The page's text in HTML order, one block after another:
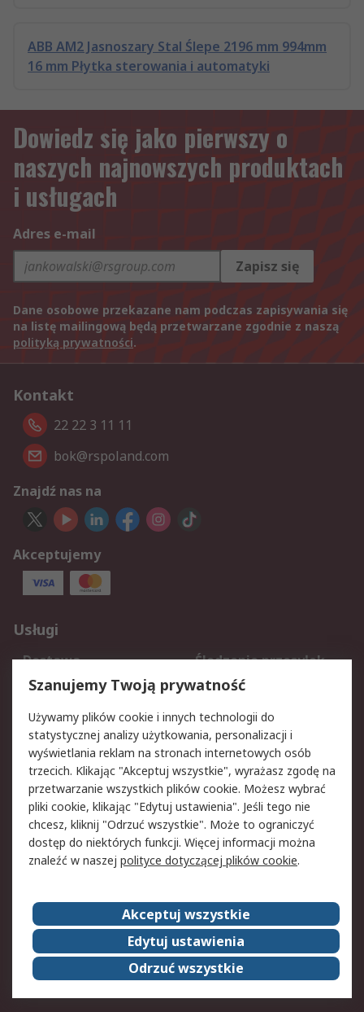
ABB AM2 Jasnoszary Stal Ślepe 2196 mm 994mm
16 mm Płytka sterowania i automatyki
Dowiedz się jako pierwszy o
naszych najnowszych produktach
i usługach
Adres e-mail
Zapisz się
Dane osobowe przekazane nam podczas zapisywania się
na listę mailingową będą przetwarzane zgodnie z naszą
polityką prywatności.
Kontakt
22 22 3 11 11
bok@rspoland.com
Znajdź nas na
Akceptujemy
Usługi
Dostawa
Śledzenie przesyłek
Reklamacje i zwroty
Rejestracja
Aspekty prawne
Bezpieczeństwo e-
maila
Polityka dotycząca
plików cookie
Polityka prywatności
Użytkowanie witryny
Zastrzeżenia prawne
Warunki Sprzedaży
Kontakt
O firmie RS
RS na świecie
Kariera
Nagrody dla RS
ESG
Szanujemy Twoją prywatność
Używamy plików cookie i innych technologii do
statystycznej analizy użytkowania, personalizacji i
wyświetlania reklam na stronach internetowych osób
trzecich. Klikając "Akceptuj wszystkie", wyrażasz zgodę na
przetwarzanie wszystkich plików cookie. Możesz wybrać
pliki cookie, klikając "Edytuj ustawienia". Jeśli tego nie
chcesz, kliknij "Odrzuć wszystkie". Może to ograniczyć
dostęp do niektórych funkcji. Więcej informacji można
znaleźć w naszej polityce dotyczącej plików cookie.
Akceptuj wszystkie
Edytuj ustawienia
Odrzuć wszystkie